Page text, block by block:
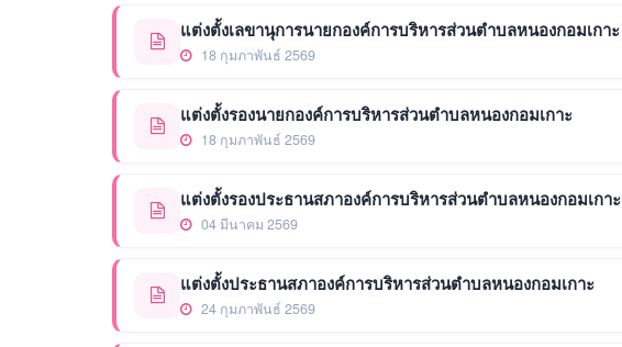
แต่งตั้งเลขานุการนายกองค์การบริหารส่วนตำบลหนองกอมเกาะ
18 กุมภาพันธ์ 2569
แต่งตั้งรองนายกองค์การบริหารส่วนตำบลหนองกอมเกาะ
18 กุมภาพันธ์ 2569
แต่งตั้งรองประธานสภาองค์การบริหารส่วนตำบลหนองกอมเกาะ
04 มีนาคม 2569
แต่งตั้งประธานสภาองค์การบริหารส่วนตำบลหนองกอมเกาะ
24 กุมภาพันธ์ 2569